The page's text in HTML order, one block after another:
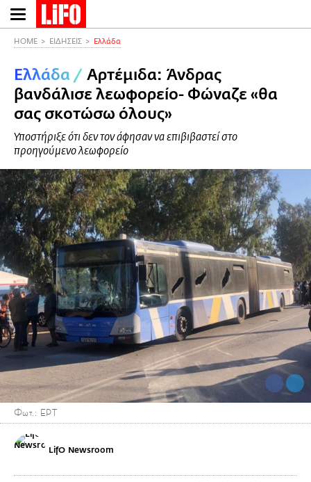
Παράκαμψη
προς
περιεχόμενο
HOME ΕΙΔΗΣΕΙΣ Ελλάδα
Ελλάδα / Αρτέμιδα: Άνδρας
βανδάλισε λεωφορείο- Φώναζε «θα
σας σκοτώσω όλους»
Υποστήριξε ότι δεν τον άφησαν να επιβιβαστεί στο
προηγούμενο λεωφορείο
Φωτ.: ΕΡΤ
LifO Newsroom